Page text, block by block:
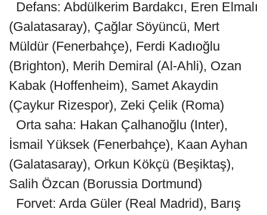
Defans: Abdülkerim Bardakcı, Eren Elmalı
(Galatasaray), Çağlar Söyüncü, Mert
Müldür (Fenerbahçe), Ferdi Kadıoğlu
(Brighton), Merih Demiral (Al-Ahli), Ozan
Kabak (Hoffenheim), Samet Akaydin
(Çaykur Rizespor), Zeki Çelik (Roma)
Orta saha: Hakan Çalhanoğlu (Inter),
İsmail Yüksek (Fenerbahçe), Kaan Ayhan
(Galatasaray), Orkun Kökçü (Beşiktaş),
Salih Özcan (Borussia Dortmund)
Forvet: Arda Güler (Real Madrid), Barış